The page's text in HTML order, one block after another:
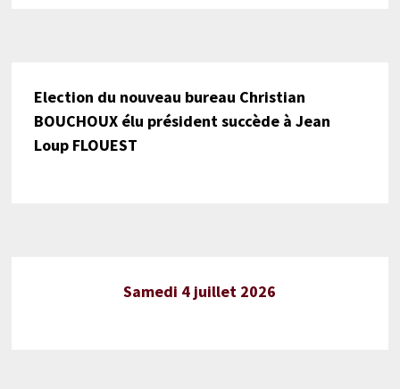
Election du nouveau bureau Christian
BOUCHOUX élu président succède à Jean
Loup FLOUEST
Samedi 4 juillet 2026